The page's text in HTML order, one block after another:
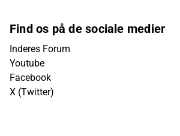
Find os på de sociale medier
Inderes Forum
Youtube
Facebook
X (Twitter)